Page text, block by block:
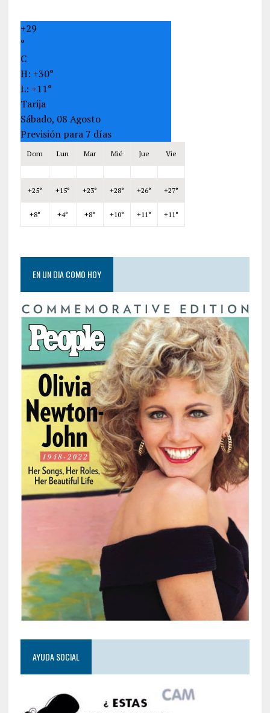
+29
°
C
H: +30°
L: +11°
Tarija
Sábado, 08 Agosto
Previsión para 7 días
Dom Lun Mar Mié Jue Vie
+25° +15° +23° +28° +26° +27°
+8° +4° +8° +10° +11° +11°
EN UN DIA COMO HOY
AYUDA SOCIAL